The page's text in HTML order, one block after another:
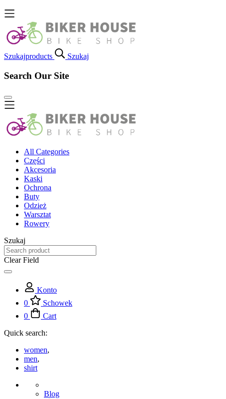
Szukajproducts Szukaj
Search Our Site
All Categories
Części
Akcesoria
Kaski
Ochrona
Buty
Odzież
Warsztat
Rowery
Szukaj
Clear Field
Konto
0
Schowek
0
Cart
Quick search:
women,
men,
shirt
Blog